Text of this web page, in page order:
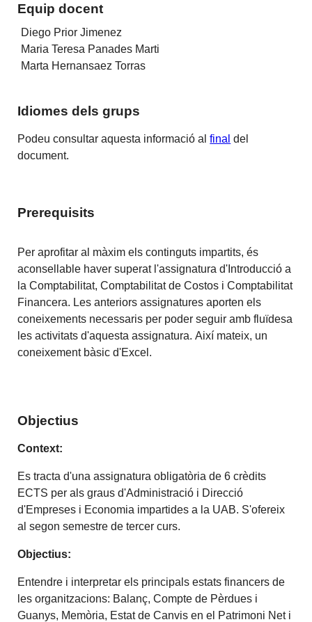
Equip docent
Diego Prior Jimenez
Maria Teresa Panades Marti
Marta Hernansaez Torras
Idiomes dels grups
Podeu consultar aquesta informació alfinal del
document.
Prerequisits
Per aprofitar al màxim els continguts impartits, és
aconsellable haver superat l'assignatura d'Introducció a
la Comptabilitat, Comptabilitat de Costos i Comptabilitat
Financera. Les anteriors assignatures aporten els
coneixements necessaris per poder seguir amb fluïdesa
les activitats d'aquesta assignatura.Així mateix, un
coneixement bàsic d'Excel.
Objectius
Context:
Es tracta d'una assignatura obligatòria de 6 crèdits
ECTS per als graus d'Administració i Direcció
d'Empreses i Economia impartides a la UAB. S'ofereix
al segon semestre de tercer curs.
Objectius:
Entendre i interpretar els principals estats financers de
les organitzacions: Balanç, Compte de Pèrdues i
Guanys, Memòria, Estat de Canvis en el Patrimoni Net i